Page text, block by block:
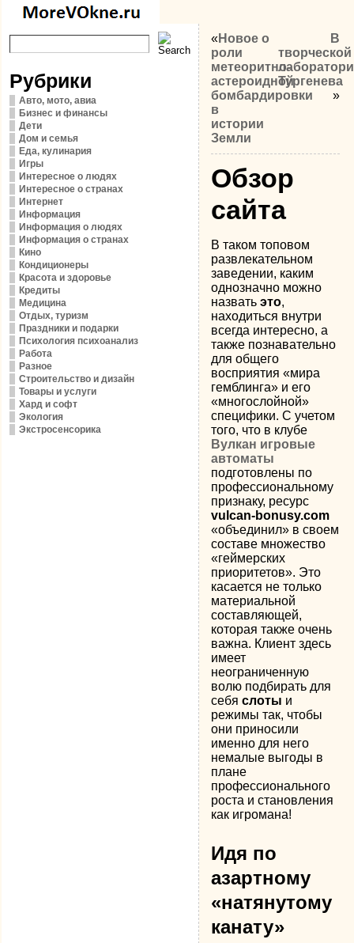
Рубрики
Авто, мото, авиа
Бизнес и финансы
Дети
Дом и семья
Еда, кулинария
Игры
Интересное о людях
Интересное о странах
Интернет
Информация
Информация о людях
Информация о странах
Кино
Кондиционеры
Красота и здоровье
Кредиты
Медицина
Отдых, туризм
Праздники и подарки
Психология психоанализ
Работа
Разное
Строительство и дизайн
Товары и услуги
Хард и софт
Экология
Экстросенсорика
«Новое о
роли
метеоритно-
астероидной
бомбардировки
в
истории
Земли
В
творческой
Тургенева
»
Обзор
сайта
В таком топовом
развлекательном
заведении, каким
однозначно можно
назватьэто,
находиться внутри
всегда интересно, а
также познавательно
для общего
восприятия «мира
гемблинга» и его
«многослойной»
специфики. С учетом
того, что в клубе
Вулкан игровые
автоматы
подготовлены по
профессиональному
признаку, ресурс
vulcan-bonusy.com
«объединил» в своем
составе множество
«геймерских
приоритетов». Это
касается не только
материальной
составляющей,
которая также очень
важна. Клиент здесь
имеет
неограниченную
волю подбирать для
себяслоты и
режимы так, чтобы
они приносили
именно для него
немалые выгоды в
плане
профессионального
роста и становления
как игромана!
Идя по
азартному
«натянутому
канату»